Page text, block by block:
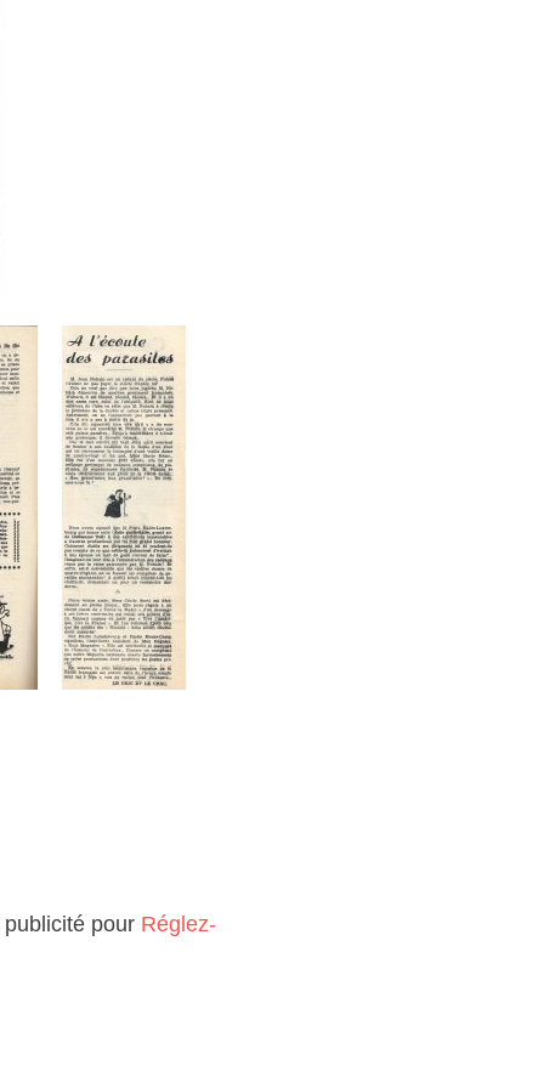
pour Réglez-